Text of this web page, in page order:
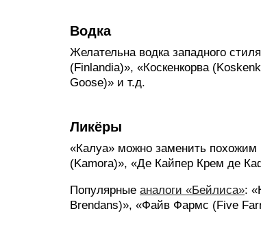
Водка
Желательна водка западного
(Finlandia)», «Коскенкорва
Goose)» и т.д.
Ликёры
«Калуа» можно заменить
(Kamora)», «Де Кайпер Крем де
Популярные аналоги «Бейлиса»:
Brendans)», «Файв Фармс (Five